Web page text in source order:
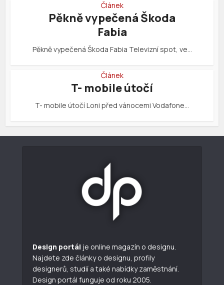
Článek
Pěkně vypečená Škoda
Fabia
Pěkně vypečená Škoda Fabia Televizní spot, ve…
Článek
T- mobile útočí
T- mobile útočí Loni před vánocemi Vodafone…
Design portál je online magazín o designu.
Najdete zde články o designu, profily
designerů, studií a také nabídky zaměstnání.
Design portál funguje od roku 2005.